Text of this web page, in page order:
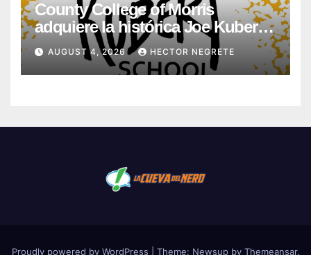
County College of Morris
adquiere la histórica Joe Kubert
School
AUGUST 4, 2026 HECTOR NEGRETE
Proudly powered by WordPress Theme: Newsupby Themeansar.